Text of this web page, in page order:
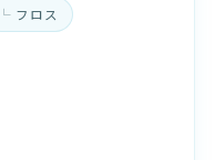
フロス